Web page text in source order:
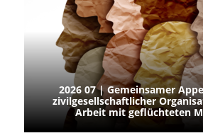
2026 07 | Gemeinsamer
zivilgesellschaftlicher
Arbeit mit geflüchteten